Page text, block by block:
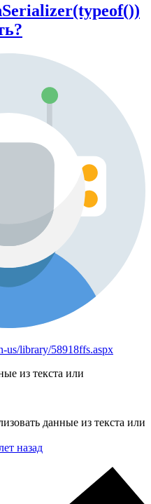
us/library/58918ffs.aspx
из текста или
данные из текста или
назад